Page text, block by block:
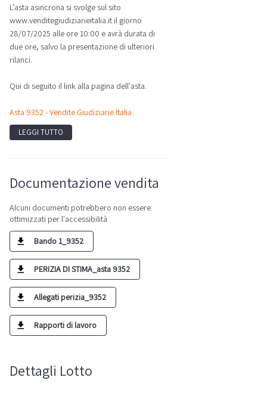
L’asta asincrona si svolge sul sito
www.venditegiudiziarieitalia.it il giorno
28/07/2025 alle ore 10:00 e avrà durata di
due ore, salvo la presentazione di ulteriori
rilanci.
Qui di seguito il link alla pagina dell'asta.
Asta 9352 - Vendite Giudiziarie Italia
LEGGI TUTTO
Documentazione vendita
Alcuni documenti potrebbero non essere
ottimizzati per l'accessibilità
Bando 1_9352
PERIZIA DI STIMA_asta 9352
Allegati perizia_9352
Rapporti di lavoro
Dettagli Lotto